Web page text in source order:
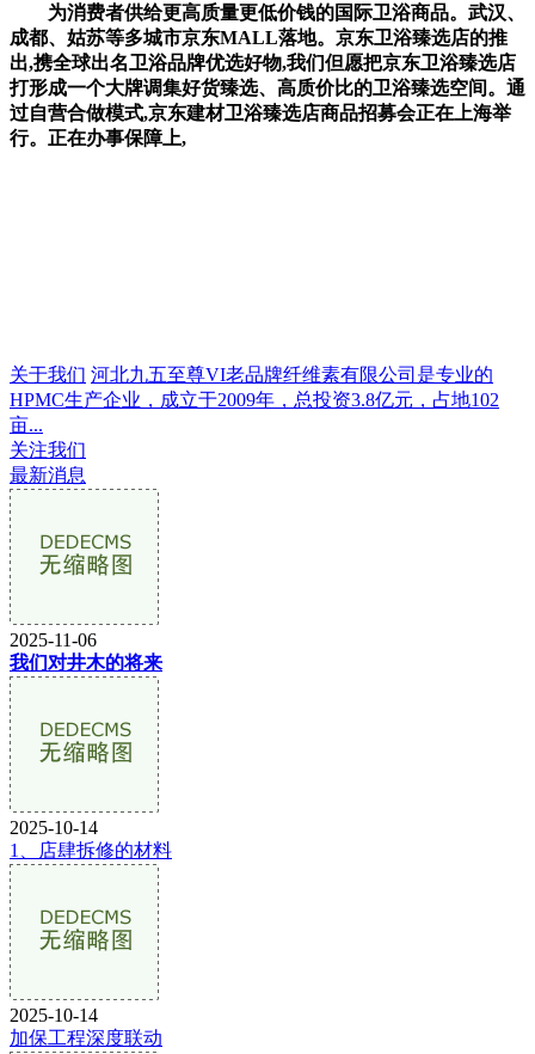
为消费者供给更高质量更低价钱的国际卫浴商品。武汉、
成都、姑苏等多城市京东MALL落地。京东卫浴臻选店的推
出,携全球出名卫浴品牌优选好物,我们但愿把京东卫浴臻选店
打形成一个大牌调集好货臻选、高质价比的卫浴臻选空间。通
过自营合做模式,京东建材卫浴臻选店商品招募会正在上海举
行。正在办事保障上,
关于我们 河北九五至尊VI老品牌纤维素有限公司是专业的
HPMC生产企业，成立于2009年，总投资3.8亿元，占地102
亩...
关注我们
最新消息
2025-11-06
我们对井木的将来
2025-10-14
1、店肆拆修的材料
2025-10-14
加保工程深度联动